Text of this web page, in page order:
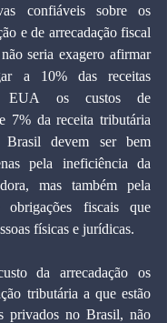
confiáveis sobre os
e de arrecadação fiscal
seria exagero afirmar
a 10% das receitas
EUA os custos de
7% da receita tributária
devem ser bem
pela ineficiência da
mas também pela
obrigações fiscais que
físicas e jurídicas.
da arrecadação os
tributária a que estão
privados no Brasil, não